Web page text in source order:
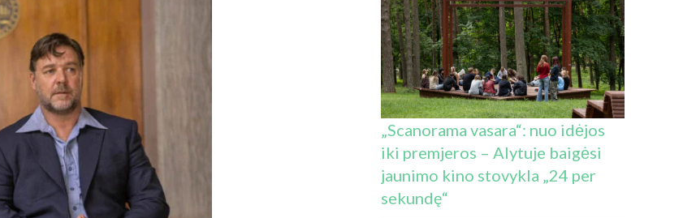
„Scanorama vasara“: nuo idėjos
iki premjeros – Alytuje baigėsi
jaunimo kino stovykla „24 per
sekundę“